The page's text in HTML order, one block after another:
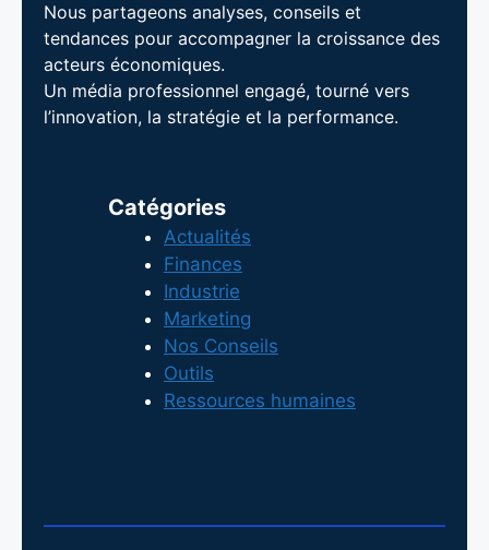
Nous partageons analyses, conseils et
tendances pour accompagner la croissance des
acteurs économiques.
Un média professionnel engagé, tourné vers
l’innovation, la stratégie et la performance.
Catégories
Actualités
Finances
Industrie
Marketing
Nos Conseils
Outils
Ressources humaines